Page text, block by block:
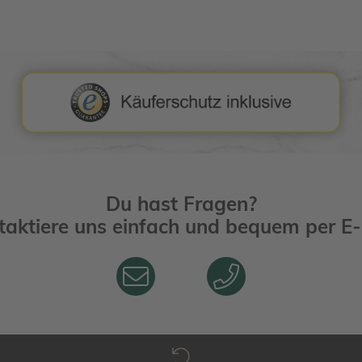
Du hast Fragen?
uns einfach und bequem per